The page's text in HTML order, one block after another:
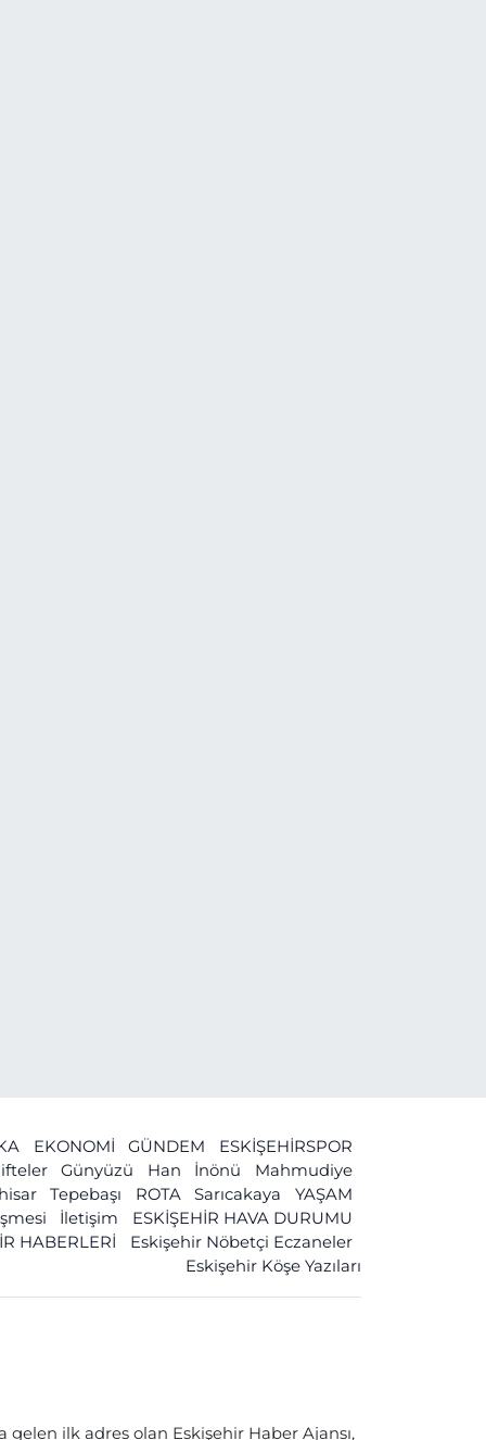
EKONOMİ GÜNDEM
ESKİŞEHİRSPOR
Günyüzü Han İnönü
Mahmudiye
Tepebaşı ROTA Sarıcakaya
YAŞAM
İletişim
ESKİŞEHİR HAVA DURUMU
HABERLERİ
Eskişehir Nöbetçi Eczaneler
Eskişehir Köşe Yazıları
ilk adres olan Eskişehir Haber Ajansı,